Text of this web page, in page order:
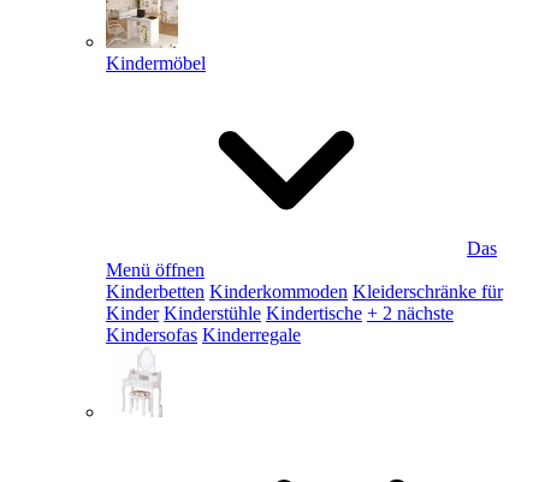
Kindermöbel
Das
Menü öffnen
Kinderbetten Kinderkommoden Kleiderschränke für
Kinder Kinderstühle Kindertische + 2 nächste
Kindersofas Kinderregale